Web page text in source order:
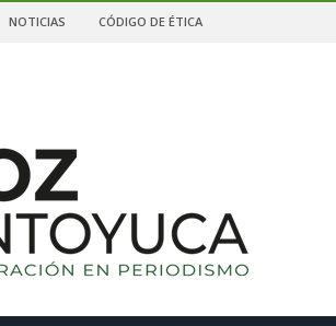
NOTICIAS CÓDIGO DE ÉTICA